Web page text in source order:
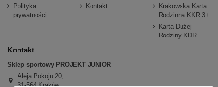
Polityka
prywatności
Kontakt
Krakowska Karta
Rodzinna KKR 3+
Karta Dużej
Rodziny KDR
Kontakt
Sklep sportowy PROJEKT JUNIOR
Aleja Pokoju 20,
31-564 Kraków